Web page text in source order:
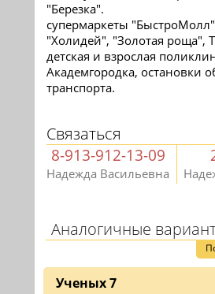
"Березка".
супермаркеты
"Холидей", "Золотая роща",
детская и взрослая
Академгородка, остановки
транспорта.
Связаться
8-913-912-13-09
Надежда Васильевна
Аналогичные
Ученых 7